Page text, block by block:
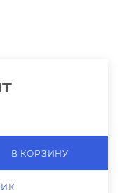
В КОРЗИНУ